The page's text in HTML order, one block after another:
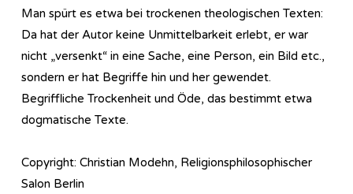
Man spürt es etwa bei trockenen theologischen Texten:
Da hat der Autor keine Unmittelbarkeit erlebt, er war
nicht „versenkt“ in eine Sache, eine Person, ein Bild etc.,
sondern er hat Begriffe hin und her gewendet.
Begriffliche Trockenheit und Öde, das bestimmt etwa
dogmatische Texte.
Copyright: Christian Modehn, Religionsphilosophischer
Salon Berlin